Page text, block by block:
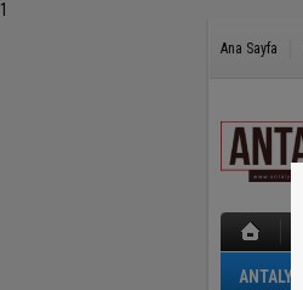
1
Ana Sayfa
ANTALYA